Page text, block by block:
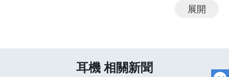
展開
耳機 相關新聞